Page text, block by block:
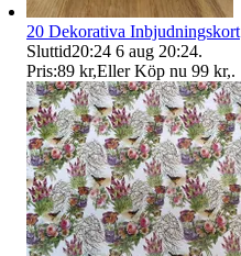
20 Dekorativa Inbjudningskort
Sluttid20:24 6 aug 20:24.
Pris:89 kr,Eller Köp nu 99 kr,.